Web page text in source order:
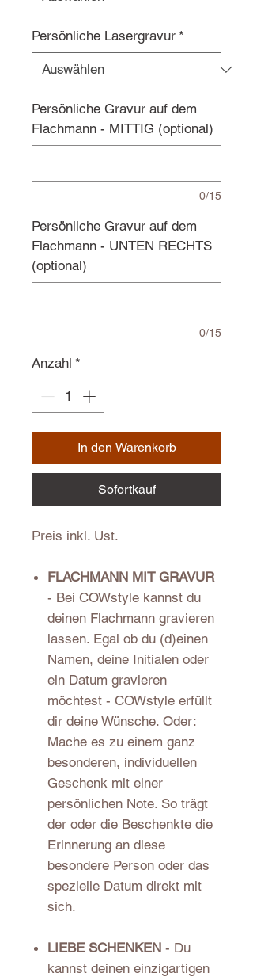
Persönliche Lasergravur *
Persönliche Gravur auf dem
Flachmann - MITTIG (optional)
0/15
Persönliche Gravur auf dem
Flachmann - UNTEN RECHTS
(optional)
0/15
Anzahl *
In den Warenkorb
Sofortkauf
Preis inkl. Ust.
FLACHMANN MIT GRAVUR
- Bei COWstyle kannst du
deinen Flachmann gravieren
lassen. Egal ob du (d)einen
Namen, deine Initialen oder
ein Datum gravieren
möchtest - COWstyle erfüllt
dir deine Wünsche. Oder:
Mache es zu einem ganz
besonderen, individuellen
Geschenk mit einer
persönlichen Note. So trägt
der oder die Beschenkte die
Erinnerung an diese
besondere Person oder das
spezielle Datum direkt mit
sich.
LIEBE SCHENKEN - Du
kannst deinen einzigartigen